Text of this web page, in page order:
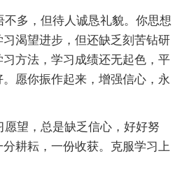
不多，但待人诚恳礼貌。你思想
渴望进步，但还缺乏刻苦钻研
方法，学习成绩还无起色，平
愿你振作起来，增强信心，永
愿望，总是缺乏信心，好好努
耕耘，一份收获。克服学习上